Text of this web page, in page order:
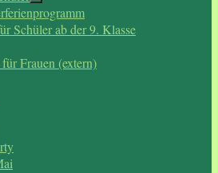
Schüler ab der 9. Klasse
Frauen (extern)